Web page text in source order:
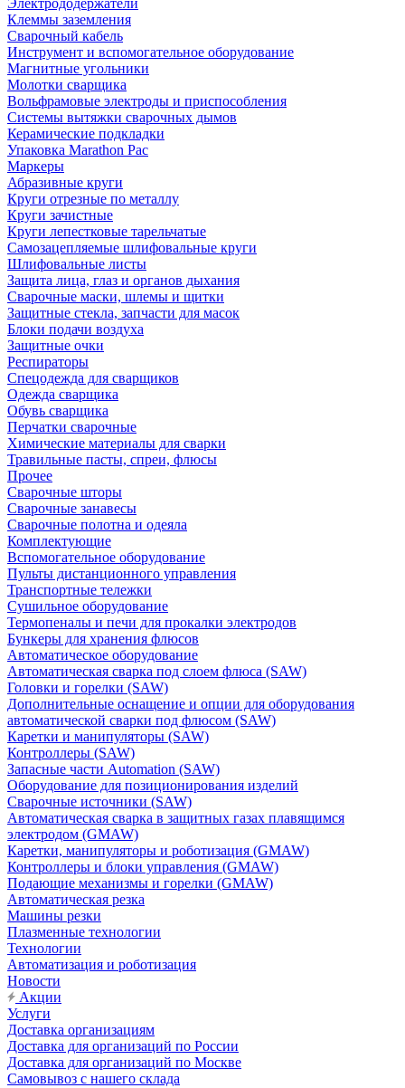
Электрододержатели
Клеммы заземления
Сварочный кабель
Инструмент и вспомогательное оборудование
Магнитные угольники
Молотки сварщика
Вольфрамовые электроды и приспособления
Системы вытяжки сварочных дымов
Керамические подкладки
Упаковка Marathon Pac
Маркеры
Абразивные круги
Круги отрезные по металлу
Круги зачистные
Круги лепестковые тарельчатые
Самозацепляемые шлифовальные круги
Шлифовальные листы
Защита лица, глаз и органов дыхания
Сварочные маски, шлемы и щитки
Защитные стекла, запчасти для масок
Блоки подачи воздуха
Защитные очки
Респираторы
Спецодежда для сварщиков
Одежда сварщика
Обувь сварщика
Перчатки сварочные
Химические материалы для сварки
Травильные пасты, спреи, флюсы
Прочее
Сварочные шторы
Сварочные занавесы
Сварочные полотна и одеяла
Комплектующие
Вспомогательное оборудование
Пульты дистанционного управления
Транспортные тележки
Сушильное оборудование
Термопеналы и печи для прокалки электродов
Бункеры для хранения флюсов
Автоматическое оборудование
Автоматическая сварка под слоем флюса (SAW)
Головки и горелки (SAW)
Дополнительные оснащение и опции для оборудования
автоматической сварки под флюсом (SAW)
Каретки и манипуляторы (SAW)
Контроллеры (SAW)
Запасные части Automation (SAW)
Оборудование для позиционирования изделий
Сварочные источники (SAW)
Автоматическая сварка в защитных газах плавящимся
электродом (GMAW)
Каретки, манипуляторы и роботизация (GMAW)
Контроллеры и блоки управления (GMAW)
Подающие механизмы и горелки (GMAW)
Автоматическая резка
Машины резки
Плазменные технологии
Технологии
Автоматизация и роботизация
Новости
Акции
Услуги
Доставка организациям
Доставка для организаций по России
Доставка для организаций по Москве
Самовывоз с нашего склада